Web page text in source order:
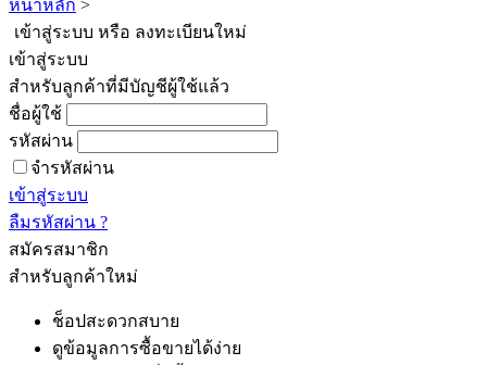
หน้าหลัก >
เข้าสู่ระบบ หรือ ลงทะเบียนใหม่
เข้าสู่ระบบ
สำหรับลูกค้าที่มีบัญชีผู้ใช้แล้ว
ชื่อผู้ใช้
รหัสผ่าน
จำรหัสผ่าน
เข้าสู่ระบบ
ลืมรหัสผ่าน ?
สมัครสมาชิก
สำหรับลูกค้าใหม่
ช็อปสะดวกสบาย
ดูข้อมูลการซื้อขายได้ง่าย